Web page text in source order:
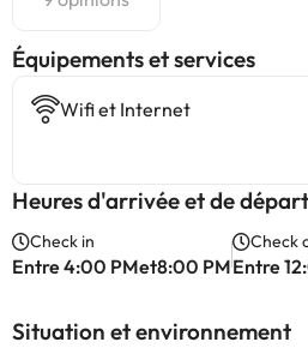
​Équipements et services
Wifi et Internet
Heures d'arrivée et de départ
Check in
Entre 4:00 PMet8:00 PM
Check
Entre
Situation et environnement